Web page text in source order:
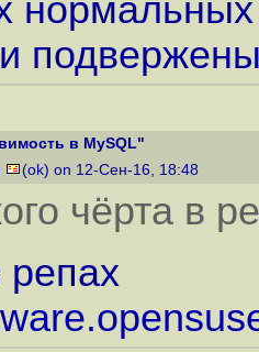
в MySQL"
(ok) on 12-Сен-16, 18:48
чёрта в
репах